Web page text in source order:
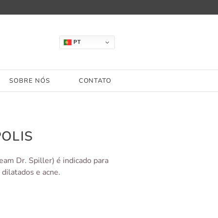
PT
SOBRE NÓS CONTATO
Dr. Spiller) é indicado para
e acne.